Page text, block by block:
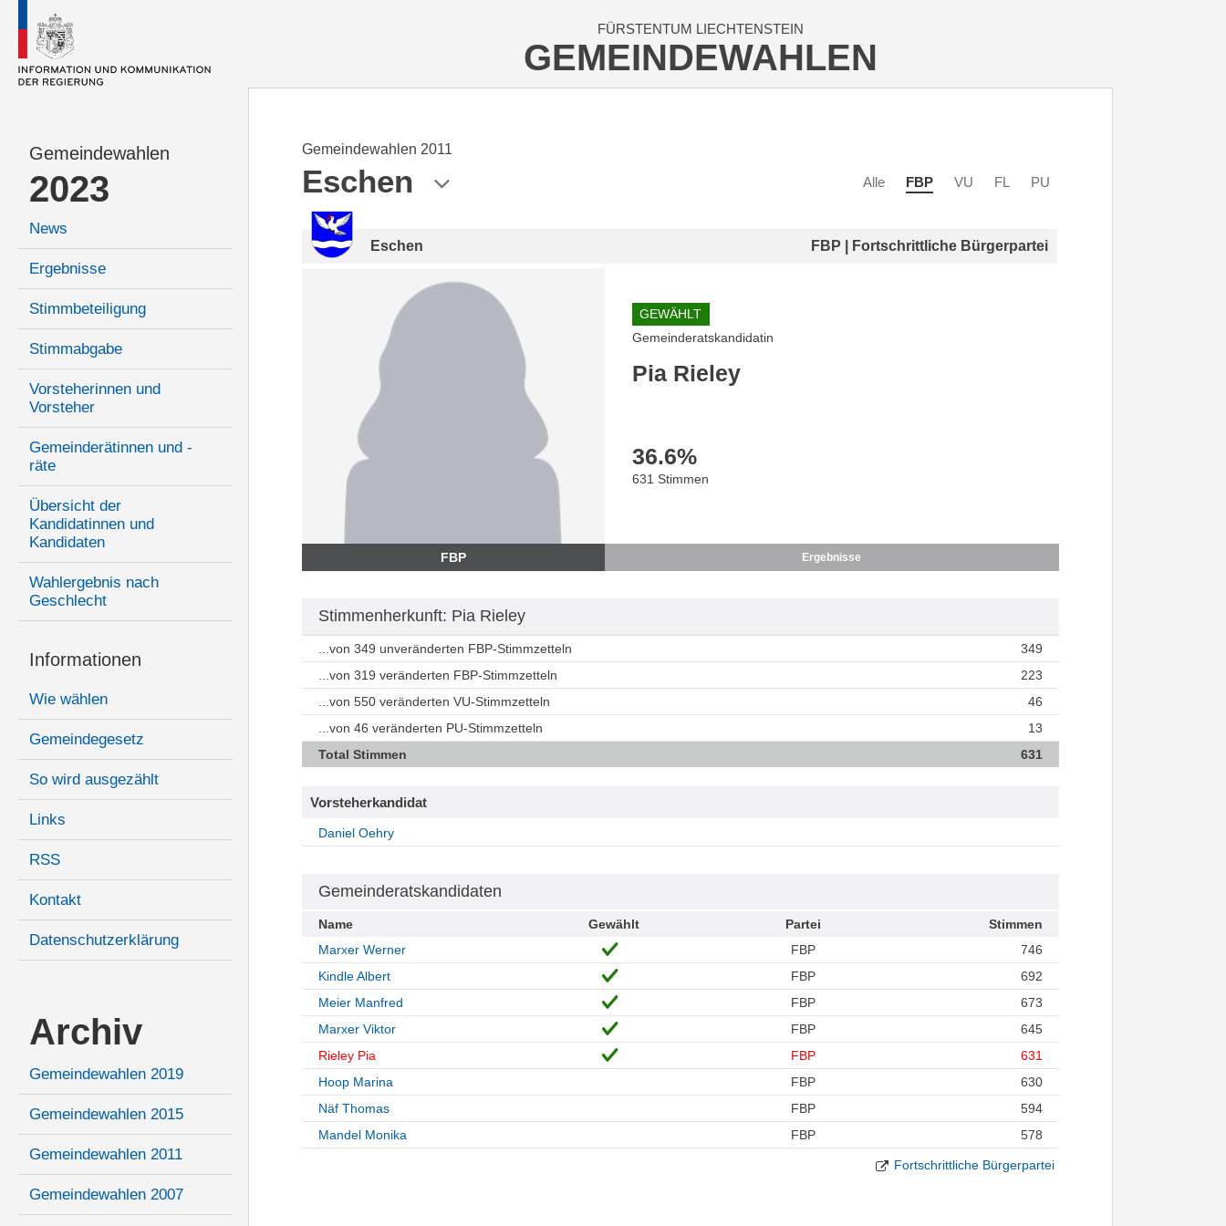
FÜRSTENTUM LIECHTENSTEIN
GEMEINDEWAHLEN
Gemeindewahlen
2023
News
Ergebnisse
Stimmbeteiligung
Stimmabgabe
Vorsteherinnen und
Vorsteher
Gemeinderätinnen und -
räte
Übersicht der
Kandidatinnen und
Kandidaten
Wahlergebnis nach
Geschlecht
Informationen
Wie wählen
Gemeindegesetz
So wird ausgezählt
Links
RSS
Kontakt
Datenschutzerklärung
Archiv
Gemeindewahlen 2019
Gemeindewahlen 2015
Gemeindewahlen 2011
Gemeindewahlen 2007
Gemeindewahlen 2011
Eschen Alle FBP VU FL PU
Eschen FBP | Fortschrittliche Bürgerpartei
FBP
GEWÄHLT
Gemeinderatskandidatin
Pia Rieley
36.6%
631 Stimmen
Ergebnisse
Stimmenherkunft: Pia Rieley
...von 349 unveränderten FBP-Stimmzetteln
349
...von 319 veränderten FBP-Stimmzetteln
223
...von 550 veränderten VU-Stimmzetteln
46
...von 46 veränderten PU-Stimmzetteln
13
Total Stimmen
631
Vorsteherkandidat
Daniel Oehry
Gemeinderatskandidaten
Name Gewählt Partei
Stimmen
Marxer Werner
FBP
746
Kindle Albert
FBP
692
Meier Manfred
FBP
673
Marxer Viktor
FBP
645
Rieley Pia
FBP
631
Hoop Marina
FBP
630
Näf Thomas
FBP
594
Mandel Monika
FBP 578
Fortschrittliche Bürgerpartei